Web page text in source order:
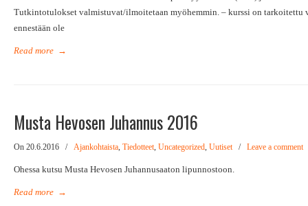
Tutkintotulokset valmistuvat/ilmoitetaan myöhemmin. – kurssi on
ennestään ole
Read more →
Musta Hevosen Juhannus 2016
On 20.6.2016 / Ajankohtaista, Tiedotteet, Uncategorized, Uutiset / Leave a comment
Ohessa kutsu Musta Hevosen Juhannusaaton lipunnostoon.
Read more →